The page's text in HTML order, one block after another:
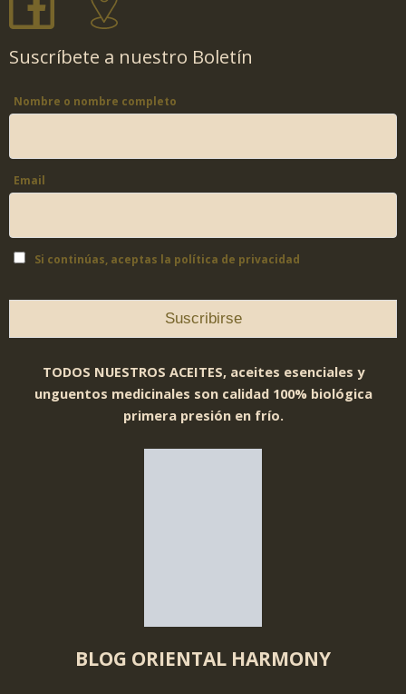
Suscríbete a nuestro Boletín
Nombre o nombre completo
Email
Si continúas, aceptas la política de privacidad
TODOS NUESTROS ACEITES, aceites esenciales y
unguentos medicinales son calidad 100% biológica
primera presión en frío.
BLOG ORIENTAL HARMONY